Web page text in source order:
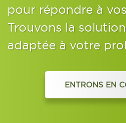
pour répondre à
Trouvons la
adaptée à votre
ENTRONS EN